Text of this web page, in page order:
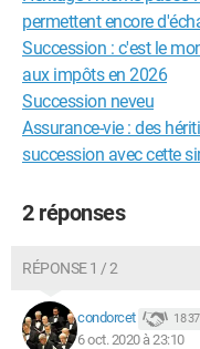
permettent encore
Succession : c'est le
aux impôts en 2026
Succession neveu
Assurance-vie : des
succession avec cette
2 réponses
RÉPONSE 1 / 2
condorcet 18
6 oct. 2020 à 23:10